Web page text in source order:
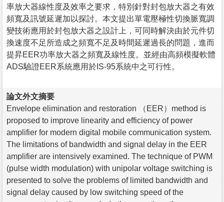
率放大器線性度及效率之要求，特別針對封包放大器之有效
頻寬及訊號延遲加以探討。本文提出單電壓極性切換脈寬調
變技術應用於封包放大器之設計上，可同時解決由於元件切
換速度不足所造成之頻寬不足及時間延遲過長的問題，進而
提昇EER功率放大器之頻寬及線性度。並經由高頻模擬軟體
ADS驗證EER系統應用於IS-95系統中之可行性。
論文外文摘要
Envelope elimination and restoration （EER）method is
proposed to improve linearity and efficiency of power
amplifier for modern digital mobile communication system.
The limitations of bandwidth and signal delay in the EER
amplifier are intensively examined. The technique of PWM
(pulse width modulation) with unipolar voltage switching is
presented to solve the problems of limited bandwidth and
signal delay caused by low switching speed of the